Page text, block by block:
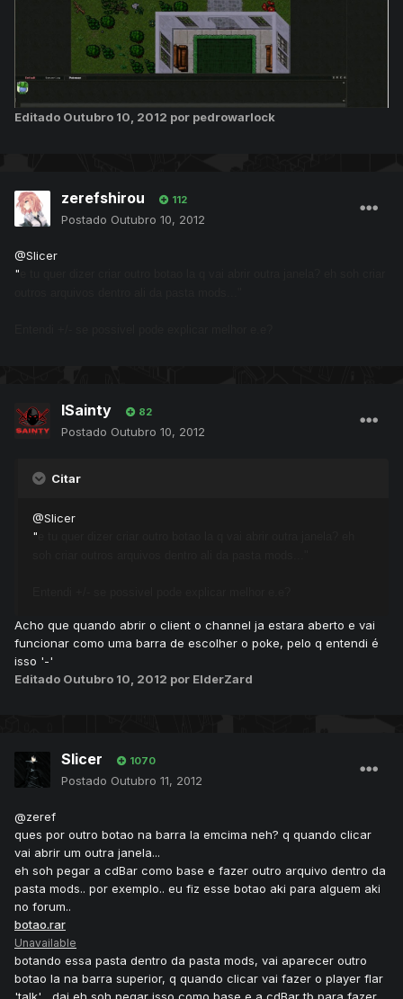
Editado Outubro 10, 2012 por pedrowarlock
zerefshirou 112
Postado Outubro 10, 2012
@Slicer
"
lSainty 82
Postado Outubro 10, 2012
Citar
@Slicer
"
Acho que quando abrir o client o channel ja estara aberto e vai
funcionar como uma barra de escolher o poke, pelo q entendi é
isso '-'
Editado Outubro 10, 2012 por ElderZard
Slicer 1070
Postado Outubro 11, 2012
@zeref
ques por outro botao na barra la emcima neh? q quando clicar
vai abrir um outra janela...
eh soh pegar a cdBar como base e fazer outro arquivo dentro da
pasta mods.. por exemplo.. eu fiz esse botao aki para alguem aki
no forum..
botao.rar
Unavailable
botando essa pasta dentro da pasta mods, vai aparecer outro
botao la na barra superior, q quando clicar vai fazer o player flar